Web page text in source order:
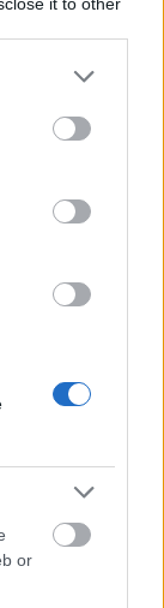
more Google
may click to
tags to
below Google
or
időm, hogy
azt
ennek így,
olyan
ropogós,
puhát
is igazi
neveztem
hogy tejet